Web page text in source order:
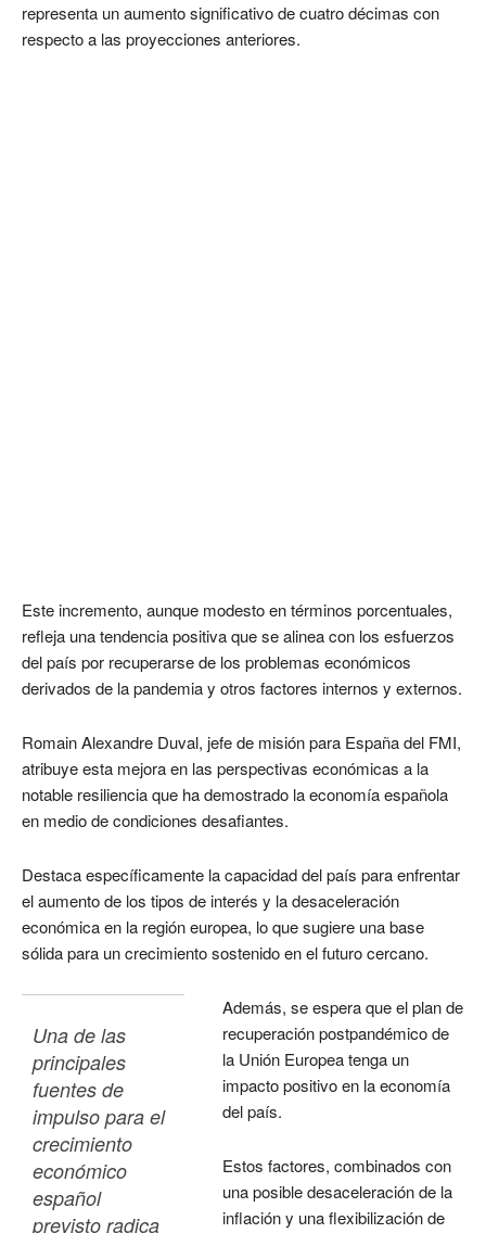
representa un aumento significativo de cuatro décimas con
respecto a las proyecciones anteriores.
Este incremento, aunque modesto en términos porcentuales,
refleja una tendencia positiva que se alinea con los esfuerzos
del país por recuperarse de los problemas económicos
derivados de la pandemia y otros factores internos y externos.
Romain Alexandre Duval, jefe de misión para España del FMI,
atribuye esta mejora en las perspectivas económicas a la
notable resiliencia que ha demostrado la economía española
en medio de condiciones desafiantes.
Destaca específicamente la capacidad del país para enfrentar
el aumento de los tipos de interés y la desaceleración
económica en la región europea, lo que sugiere una base
sólida para un crecimiento sostenido en el futuro cercano.
Una de las
principales
fuentes de
impulso para el
crecimiento
económico
español
previsto radica
Además, se espera que el plan de
recuperación postpandémico de
la Unión Europea tenga un
impacto positivo en la economía
del país.
Estos factores, combinados con
una posible desaceleración de la
inflación y una flexibilización de